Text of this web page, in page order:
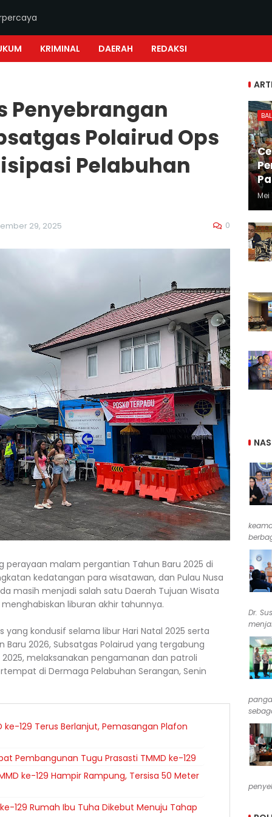
KRIMINAL DAERAH REDAKSI
Penyebrangan
Polairud Ops
Pelabuhan
29, 2025 0
perayaan malam pergantian Tahun Baru 2025 di
kedatangan para wisatawan, dan Pulau Nusa
masih menjadi salah satu Daerah Tujuan Wisata
liburan akhir tahunnya.
kondusif selama libur Hari Natal 2025 serta
2026, Subsatgas Polairud yang tergabung
melaksanakan pengamanan dan patroli
di Dermaga Pelabuhan Serangan, Senin
ke-129 Terus Berlanjut, Pemasangan Plafon
Pembangunan Tugu Prasasti TMMD ke-129
ke-129 Hampir Rampung, Tersisa 50 Meter
129 Rumah Ibu Tuha Dikebut Menuju Tahap
Mei
Dr.